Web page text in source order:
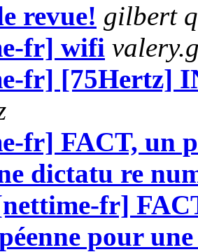
revue! gilbert
fr] wifi
fr] [75Hertz]
fr] FACT, un
dictatu re
fr]
pour